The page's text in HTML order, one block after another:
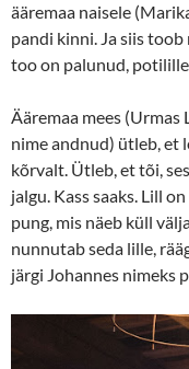
ääremaa naisele
pandi kinni. Ja siis toob
too on palunud,
Ääremaa mees (Urmas
nime andnud) ütleb, et
kõrvalt. Ütleb, et tõi,
jalgu. Kass saaks. Lill
pung, mis näeb küll
nunnutab seda lille,
järgi Johannes nimeks